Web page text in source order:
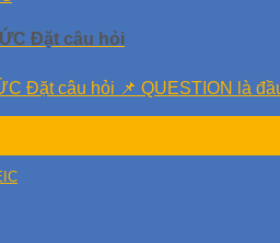
Đặt câu hỏi
Đặt câu hỏi 📌 QUESTION là